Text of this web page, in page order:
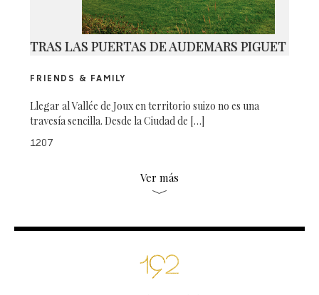
TRAS LAS PUERTAS DE AUDEMARS PIGUET
FRIENDS & FAMILY
Llegar al Vallée de Joux en territorio suizo no es una
travesía sencilla. Desde la Ciudad de […]
1207
Ver más